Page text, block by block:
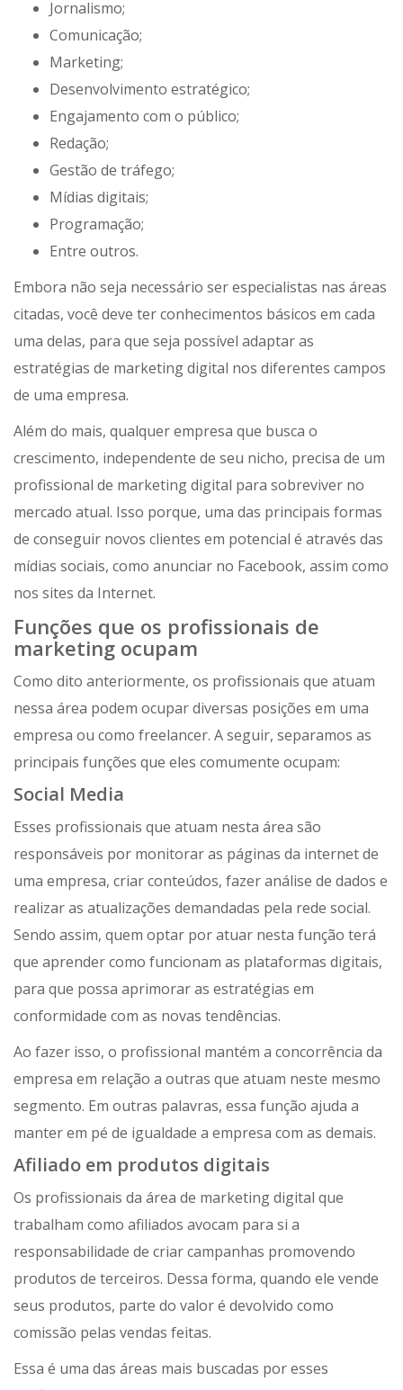
Jornalismo;
Comunicação;
Marketing;
Desenvolvimento estratégico;
Engajamento com o público;
Redação;
Gestão de tráfego;
Mídias digitais;
Programação;
Entre outros.
Embora não seja necessário ser especialistas nas áreas
citadas, você deve ter conhecimentos básicos em cada
uma delas, para que seja possível adaptar as
estratégias de marketing digital nos diferentes campos
de uma empresa.
Além do mais, qualquer empresa que busca o
crescimento, independente de seu nicho, precisa de um
profissional de marketing digital para sobreviver no
mercado atual. Isso porque, uma das principais formas
de conseguir novos clientes em potencial é através das
mídias sociais, como anunciar no Facebook, assim como
nos sites da Internet.
Funções que os profissionais de
marketing ocupam
Como dito anteriormente, os profissionais que atuam
nessa área podem ocupar diversas posições em uma
empresa ou como freelancer. A seguir, separamos as
principais funções que eles comumente ocupam:
Social Media
Esses profissionais que atuam nesta área são
responsáveis por monitorar as páginas da internet de
uma empresa, criar conteúdos, fazer análise de dados e
realizar as atualizações demandadas pela rede social.
Sendo assim, quem optar por atuar nesta função terá
que aprender como funcionam as plataformas digitais,
para que possa aprimorar as estratégias em
conformidade com as novas tendências.
Ao fazer isso, o profissional mantém a concorrência da
empresa em relação a outras que atuam neste mesmo
segmento. Em outras palavras, essa função ajuda a
manter em pé de igualdade a empresa com as demais.
Afiliado em produtos digitais
Os profissionais da área de marketing digital que
trabalham como afiliados avocam para si a
responsabilidade de criar campanhas promovendo
produtos de terceiros. Dessa forma, quando ele vende
seus produtos, parte do valor é devolvido como
comissão pelas vendas feitas.
Essa é uma das áreas mais buscadas por esses